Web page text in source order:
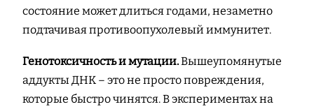
состояние может длиться годами, незаметно
подтачивая противоопухолевый иммунитет.
Генотоксичность и мутации.Вышеупомянутые
аддукты ДНК – это не просто повреждения,
которые быстро чинятся. В экспериментах на